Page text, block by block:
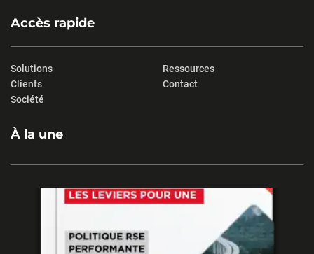
Accès rapide
Solutions
Clients
Société
Ressources
Contact
À la une